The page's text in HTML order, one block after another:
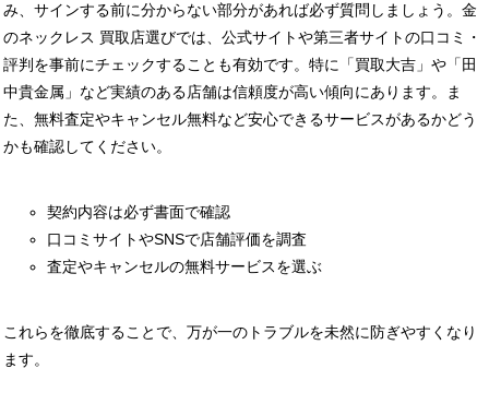
み、サインする前に分からない部分があれば必ず質問しましょう。金
のネックレス 買取店選びでは、公式サイトや第三者サイトの口コミ・
評判を事前にチェックすることも有効です。特に「買取大吉」や「田
中貴金属」など実績のある店舗は信頼度が高い傾向にあります。ま
た、無料査定やキャンセル無料など安心できるサービスがあるかどう
かも確認してください。
契約内容は必ず書面で確認
口コミサイトやSNSで店舗評価を調査
査定やキャンセルの無料サービスを選ぶ
これらを徹底することで、万が一のトラブルを未然に防ぎやすくなり
ます。